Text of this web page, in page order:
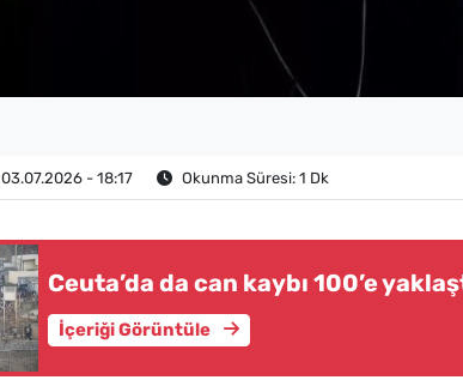
03.07.2026 - 18:17 Okunma Süresi: 1 Dk
Ceuta’da da can kaybı 100’e
İçeriği Görüntüle